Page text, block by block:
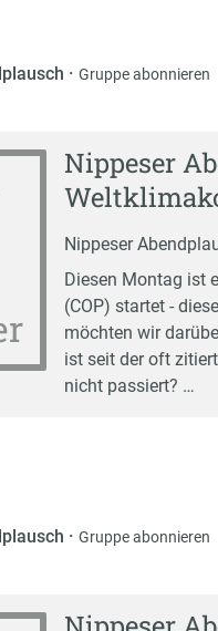
· Gruppe abonnieren
Nippeser
Nippeser
Diesen Montag ist
(COP) startet -
möchten wir
ist seit der oft
nicht passiert? …
· Gruppe abonnieren